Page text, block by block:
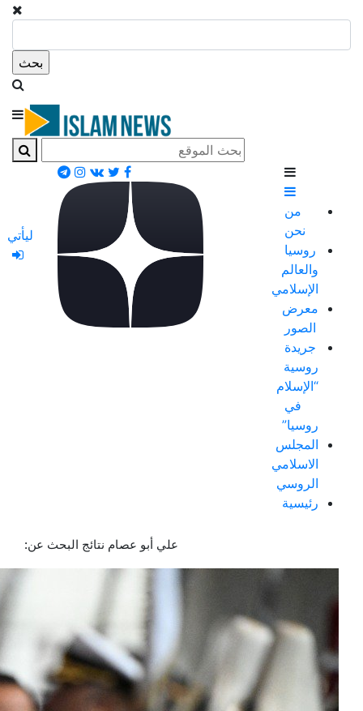
من
نحن
روسيا
والعالم
الإسلامي
معرض
الصور
جريدة
روسية
“الإسلام
في
روسيا”
المجلس
الاسلامي
الروسي
رئيسية
ليأتي
علي أبو عصام نتائج البحث عن: